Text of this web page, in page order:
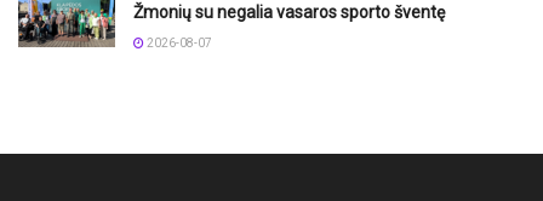
Žmonių su negalia vasaros sporto šventę
2026-08-07